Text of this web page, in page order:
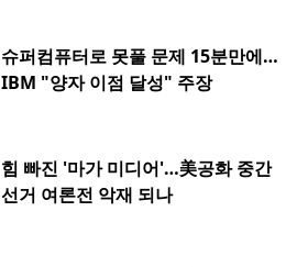
슈퍼컴퓨터로 못풀 문제 15분만에…
IBM "양자 이점 달성" 주장
힘 빠진 '마가 미디어'…美공화 중간
선거 여론전 악재 되나